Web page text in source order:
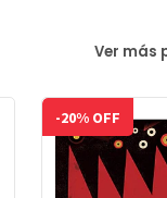
Ver más
-20% OFF